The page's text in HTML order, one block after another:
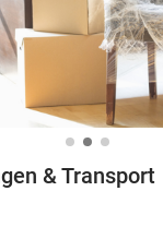
& Transport